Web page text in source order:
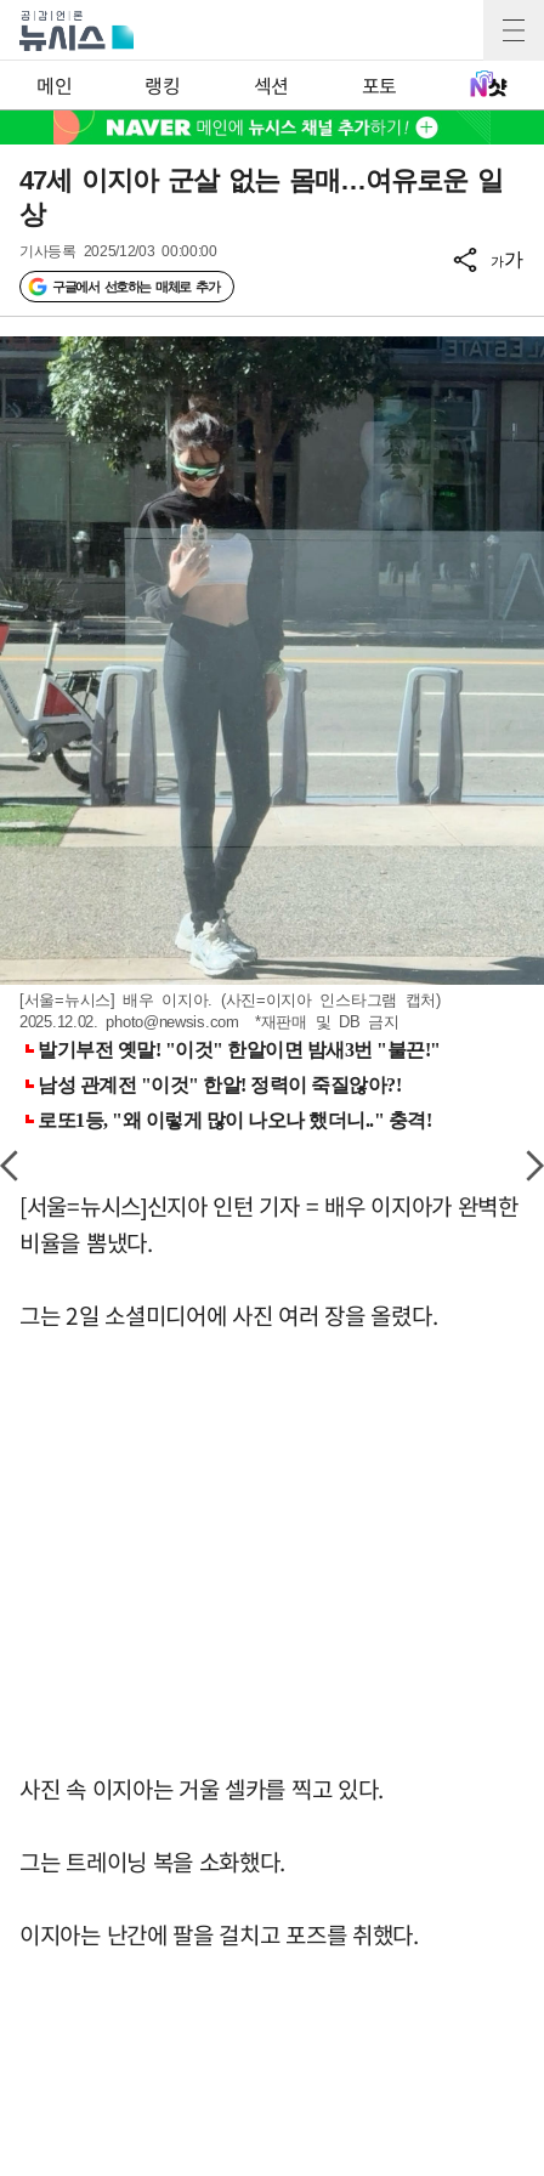
메인 랭킹 섹션 포토
47세 이지아 군살 없는 몸매…여유로운 일
상
기사등록 2025/12/03 00:00:00
구글에서 선호하는 매체로 추가
가가
[서울=뉴시스] 배우 이지아. (사진=이지아 인스타그램 캡처)
2025.12.02.photo@newsis.com *재판매 및 DB 금지
[서울=뉴시스]신지아 인턴 기자 = 배우 이지아가 완벽한
비율을 뽐냈다.
그는 2일 소셜미디어에 사진 여러 장을 올렸다.
사진 속 이지아는 거울 셀카를 찍고 있다.
그는 트레이닝 복을 소화했다.
이지아는 난간에 팔을 걸치고 포즈를 취했다.